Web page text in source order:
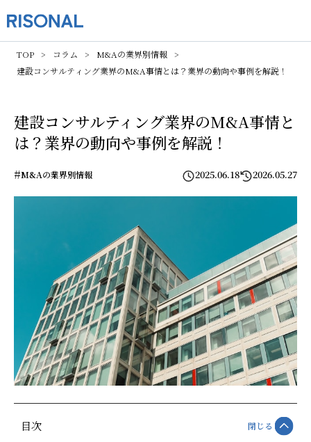
TOP コラム
M&Aの業界別情報
建設コンサルティング業界のM&A事情とは？業界の動向や事例を解説！
建設コンサルティング業界のM&A事情と
は？業界の動向や事例を解説！
#M&Aの業界別情報 2025.06.18 2026.05.27
目次 閉じる